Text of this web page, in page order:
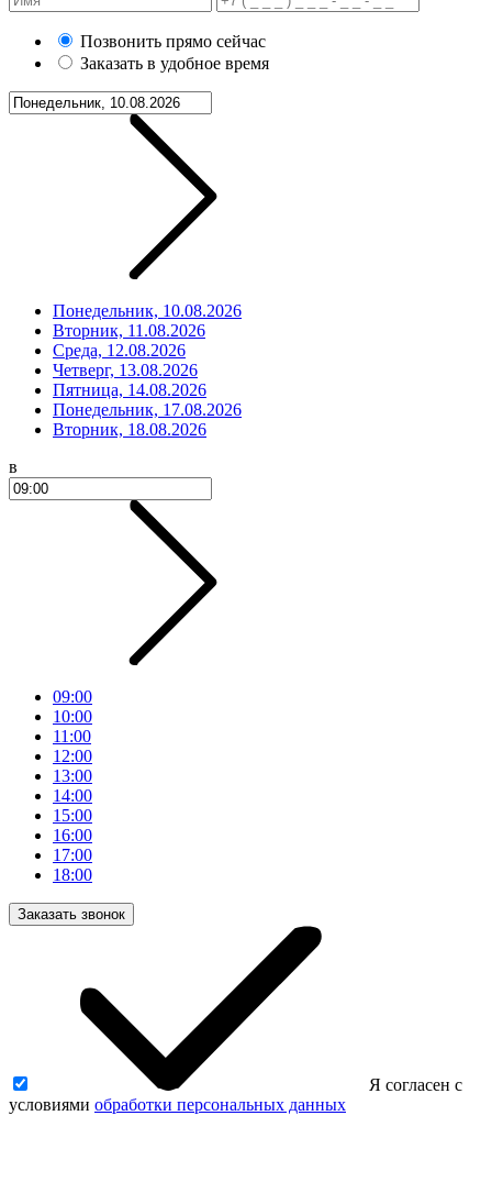
Позвонить прямо сейчас
Заказать в удобное время
Понедельник, 10.08.2026
Вторник, 11.08.2026
Среда, 12.08.2026
Четверг, 13.08.2026
Пятница, 14.08.2026
Понедельник, 17.08.2026
Вторник, 18.08.2026
в
09:00
10:00
11:00
12:00
13:00
14:00
15:00
16:00
17:00
18:00
Заказать звонок
Я согласен с
условиями обработки персональных данных